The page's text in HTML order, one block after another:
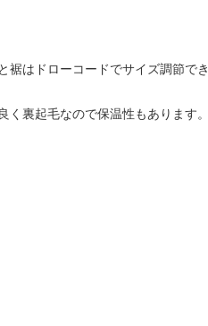
裾はドローコードでサイズ調節でき
裏起毛なので保温性もあります。